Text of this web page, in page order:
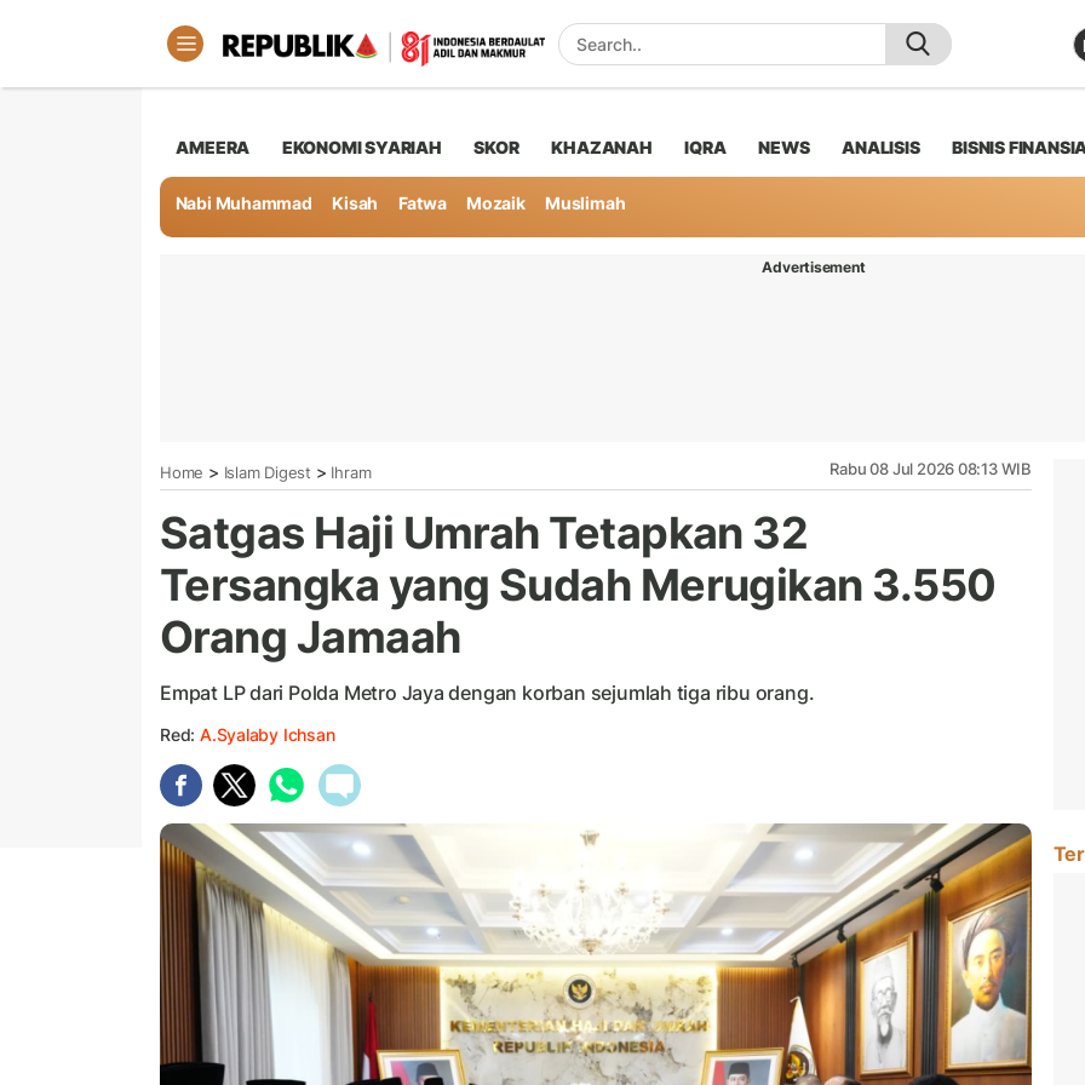
AMEERA EKONOMI SYARIAH SKOR KHAZANAH IQRA NEWS ANALISIS BISNIS
Nabi Muhammad Kisah Fatwa Mozaik Muslimah
Advertisement
Home > Islam Digest > Ihram Rabu 08 Jul 2026 08:13 WIB
Satgas Haji Umrah Tetapkan 32
Tersangka yang Sudah Merugikan 3.550
Orang Jamaah
Empat LP dari Polda Metro Jaya dengan korban sejumlah tiga ribu orang.
Red: A.Syalaby Ichsan